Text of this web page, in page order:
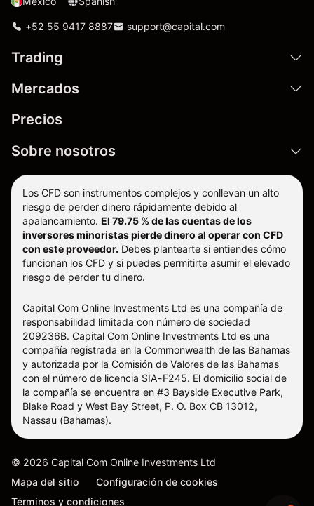
+52 55 9417 8887 support@capital.com
Trading
Mercados
Precios
Sobre nosotros
Los CFD son instrumentos complejos y conllevan un alto
riesgo de perder dinero rápidamente debido al
apalancamiento. El 79.75 % de las cuentas de los
inversores minoristas pierde dinero al operar con CFD
con este proveedor. Debes plantearte si entiendes cómo
funcionan los CFD y si puedes permitirte asumir el elevado
riesgo de perder tu dinero.
Capital Com Online Investments Ltd es una compañía de
responsabilidad limitada con número de sociedad
209236B. Capital Com Online Investments Ltd es una
compañía registrada en la Commonwealth de las Bahamas
y autorizada por la Comisión de Valores de las Bahamas
con el número de licencia SIA-F245. El domicilio social de
la compañía se encuentra en #3 Bayside Executive Park,
Blake Road y West Bay Street, P. O. Box CB 13012,
Nassau (Bahamas).
© 2026 Capital Com Online Investments Ltd
Mapa del sitio
Configuración de cookies
Términos y condiciones